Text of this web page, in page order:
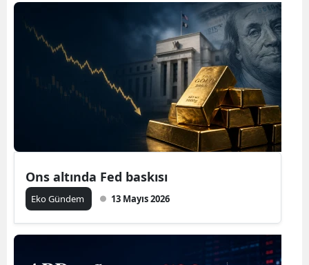
Ons altında Fed baskısı
Eko Gündem 13 Mayıs 2026